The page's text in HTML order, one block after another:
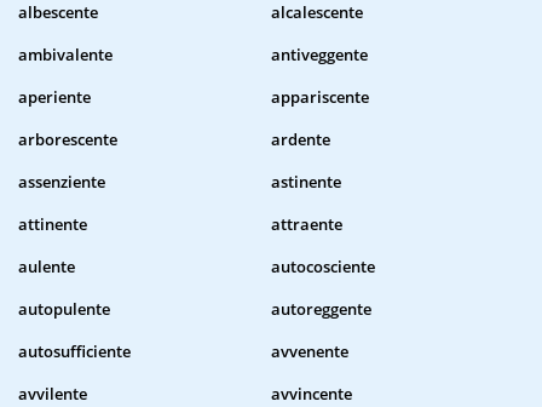
albescente
alcalescente
ambivalente
antiveggente
aperiente
appariscente
arborescente
ardente
assenziente
astinente
attinente
attraente
aulente
autocosciente
autopulente
autoreggente
autosufficiente
avvenente
avvilente
avvincente